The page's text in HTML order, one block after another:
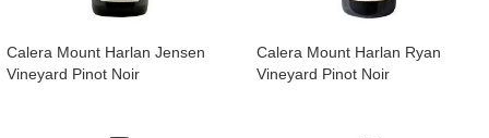
Calera Mount Harlan Jensen
Vineyard Pinot Noir
​Calera Mount Harlan Ryan
Vineyard Pinot Noir